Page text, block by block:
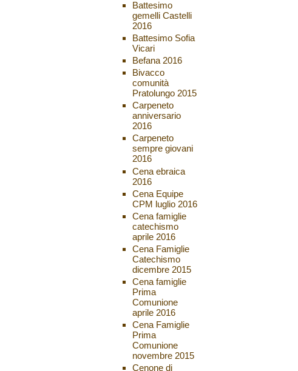
Battesimo
gemelli Castelli
2016
Battesimo Sofia
Vicari
Befana 2016
Bivacco
comunità
Pratolungo 2015
Carpeneto
anniversario
2016
Carpeneto
sempre giovani
2016
Cena ebraica
2016
Cena Equipe
CPM luglio 2016
Cena famiglie
catechismo
aprile 2016
Cena Famiglie
Catechismo
dicembre 2015
Cena famiglie
Prima
Comunione
aprile 2016
Cena Famiglie
Prima
Comunione
novembre 2015
Cenone di